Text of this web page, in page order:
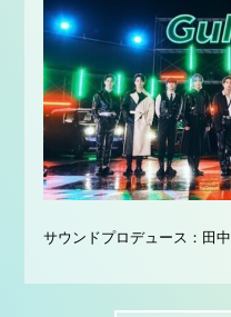
サウンドプロデュース：田